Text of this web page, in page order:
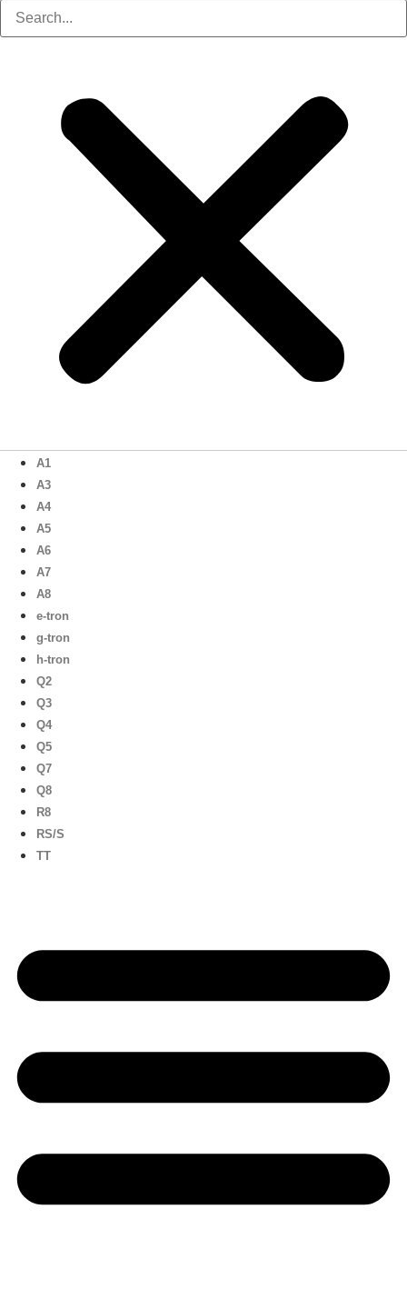
A1
A3
A4
A5
A6
A7
A8
e-tron
g-tron
h-tron
Q2
Q3
Q4
Q5
Q7
Q8
R8
RS/S
TT